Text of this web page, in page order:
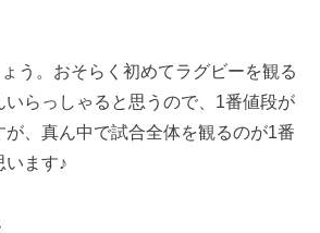
う。おそらく初めてラグビーを観る
いらっしゃると思うので、1番値段が
、真ん中で試合全体を観るのが1番
います♪